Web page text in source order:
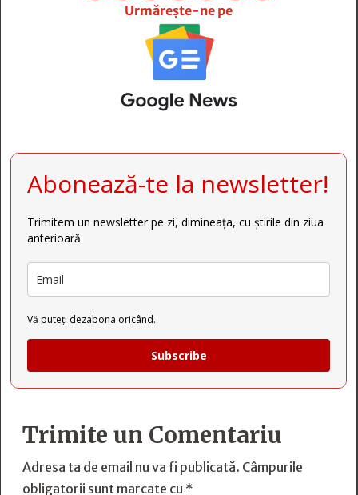
Urmărește-ne pe
Abonează-te la newsletter!
Trimitem un newsletter pe zi, dimineața, cu știrile din ziua
anterioară.
Vă puteți dezabona oricând.
Subscribe
Trimite un Comentariu
Adresa ta de email nu va fi publicată. Câmpurile
obligatorii sunt marcate cu *